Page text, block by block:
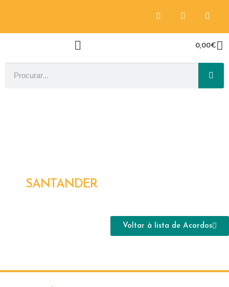
0,00€
SANTANDER
Voltar à lista de Acordos